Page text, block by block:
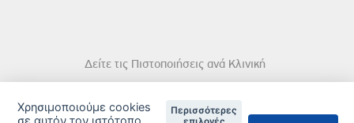
Δείτε τις Πιστοποιήσεις ανά Κλινική
Χρησιμοποιούμε cookies
σε αυτόν τον ιστότοπο
Περισσότερες